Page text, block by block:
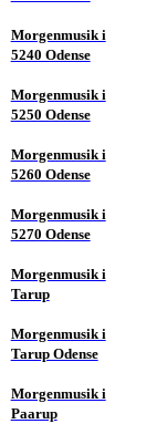
Morgenmusik i
5240 Odense
Morgenmusik i
5250 Odense
Morgenmusik i
5260 Odense
Morgenmusik i
5270 Odense
Morgenmusik i
Tarup
Morgenmusik i
Tarup Odense
Morgenmusik i
Paarup